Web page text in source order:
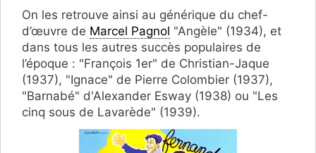
On les retrouve ainsi au générique du chef-
d’œuvre de Marcel Pagnol "Angèle" (1934), et
dans tous les autres succès populaires de
l’époque : "François 1er" de Christian-Jaque
(1937), "Ignace" de Pierre Colombier (1937),
"Barnabé" d'Alexander Esway (1938) ou "Les
cinq sous de Lavarède" (1939).